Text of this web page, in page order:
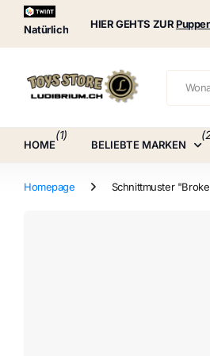
Natürlich HIER GEHTS ZUR
HOME
(1)
BELIEBTE MARKEN
Homepage Schnittmuster